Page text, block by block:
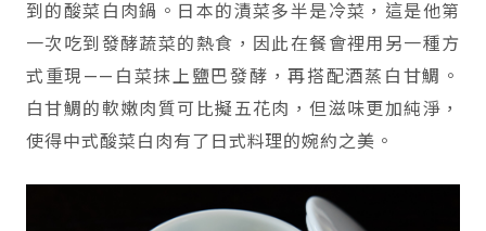
到的酸菜白肉鍋。日本的漬菜多半是冷菜，這是他第
一次吃到發酵蔬菜的熱食，因此在餐會裡用另一種方
式重現——白菜抹上鹽巴發酵，再搭配酒蒸白甘鯛。
白甘鯛的軟嫩肉質可比擬五花肉，但滋味更加純淨，
使得中式酸菜白肉有了日式料理的婉約之美。